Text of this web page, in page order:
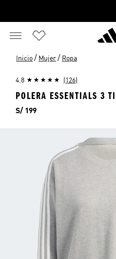
Inicio / Mujer / Ropa
4.8 (126)
POLERA ESSENTIALS 3
Precio
S/ 199